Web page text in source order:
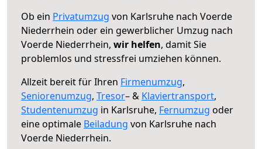
Ob ein Privatumzug von Karlsruhe nach Voerde
Niederrhein oder ein gewerblicher Umzug nach
Voerde Niederrhein, wir helfen, damit Sie
problemlos und stressfrei umziehen können.
Allzeit bereit für Ihren Firmenumzug,
Seniorenumzug, Tresor– & Klaviertransport,
Studentenumzug in Karlsruhe, Fernumzug oder
eine optimale Beiladung von Karlsruhe nach
Voerde Niederrhein.